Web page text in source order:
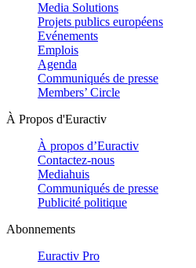
Media Solutions
Projets publics européens
Evénements
Emplois
Agenda
Communiqués de presse
Members’ Circle
À Propos d'Euractiv
À propos d’Euractiv
Contactez-nous
Mediahuis
Communiqués de presse
Publicité politique
Abonnements
Euractiv Pro